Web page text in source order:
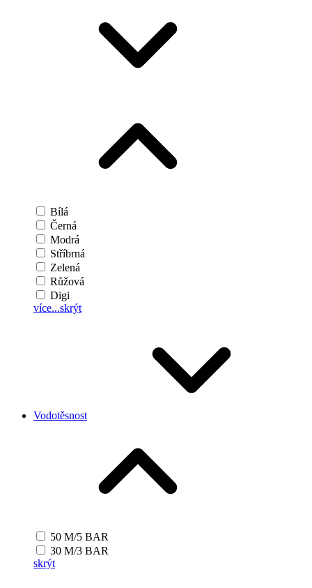
Bílá
Černá
Modrá
Stříbrná
Zelená
Růžová
Digi
více...skrýt
Vodotěsnost
50 M/5 BAR
30 M/3 BAR
skrýt